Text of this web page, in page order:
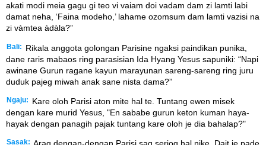
akati modi meia gagu gi teo vi vaiam doi vadam dam zi lamti labi
damat neha, ‘Faina modeho,’ lahame ozomsum dam lamti vazisi na
zi vàmtea àdàla?”
Bali:
Rikala anggota golongan Parisine ngaksi paindikan punika,
dane raris mabaos ring parasisian Ida Hyang Yesus sapuniki: “Napi
awinane Gurun ragane kayun marayunan sareng-sareng ring juru
duduk pajeg miwah anak sane nista dama?”
Ngaju:
Kare oloh Parisi aton mite hal te. Tuntang ewen misek
dengan kare murid Yesus, "En sababe gurun keton kuman haya-
hayak dengan panagih pajak tuntang kare oloh je dia bahalap?"
Sasak: